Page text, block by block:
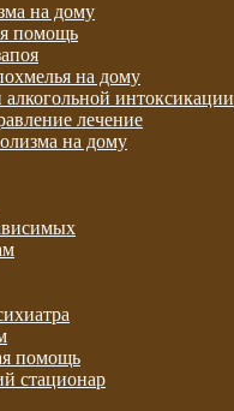
на дому
помощь
на дому
интоксикации
лечение
на дому
помощь
стационар